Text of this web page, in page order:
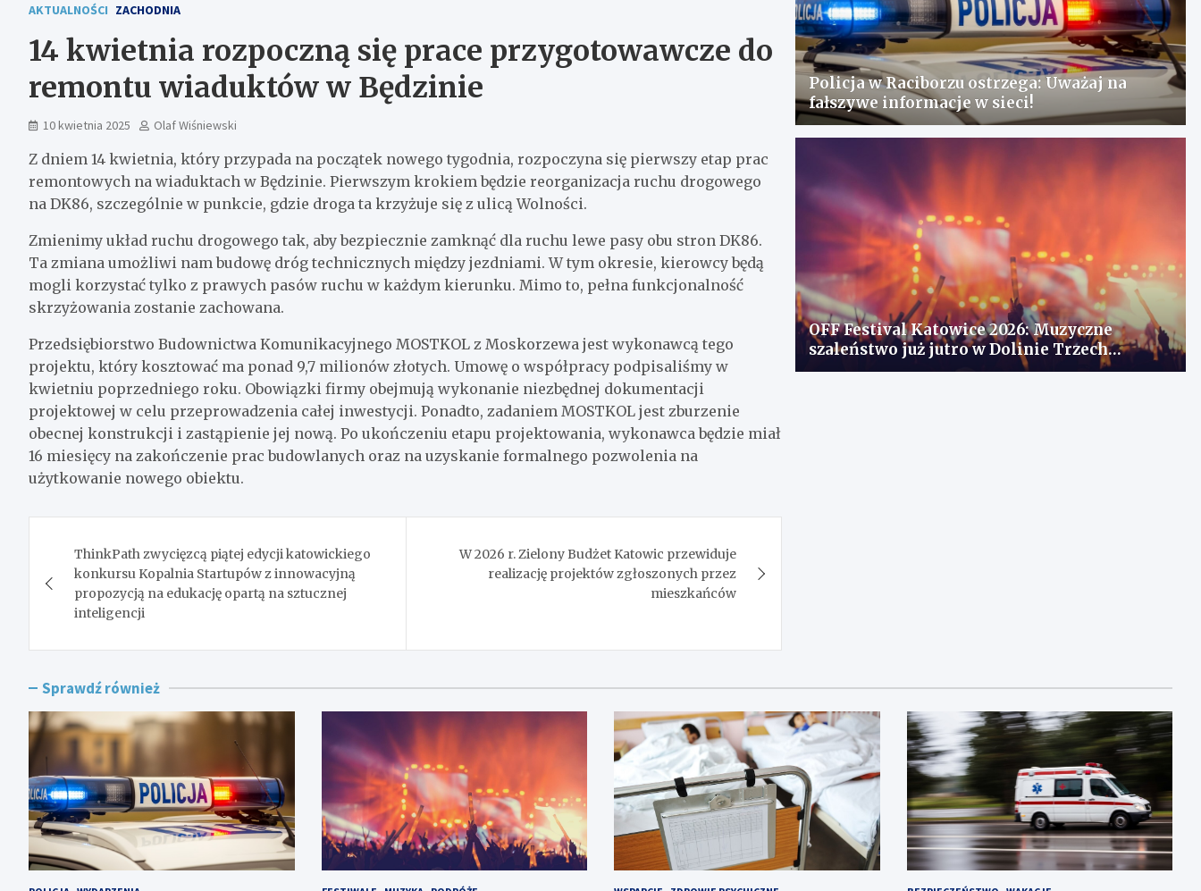
AKTUALNOŚCI ZACHODNIA
14 kwietnia rozpoczną się prace przygotowawcze do
remontu wiaduktów w Będzinie
10 kwietnia 2025 Olaf Wiśniewski
Z dniem 14 kwietnia, który przypada na początek nowego tygodnia, rozpoczyna się pierwszy etap prac
remontowych na wiaduktach w Będzinie. Pierwszym krokiem będzie reorganizacja ruchu drogowego
na DK86, szczególnie w punkcie, gdzie droga ta krzyżuje się z ulicą Wolności.
Zmienimy układ ruchu drogowego tak, aby bezpiecznie zamknąć dla ruchu lewe pasy obu stron DK86.
Ta zmiana umożliwi nam budowę dróg technicznych między jezdniami. W tym okresie, kierowcy będą
mogli korzystać tylko z prawych pasów ruchu w każdym kierunku. Mimo to, pełna funkcjonalność
skrzyżowania zostanie zachowana.
Przedsiębiorstwo Budownictwa Komunikacyjnego MOSTKOL z Moskorzewa jest wykonawcą tego
projektu, który kosztować ma ponad 9,7 milionów złotych. Umowę o współpracy podpisaliśmy w
kwietniu poprzedniego roku. Obowiązki firmy obejmują wykonanie niezbędnej dokumentacji
projektowej w celu przeprowadzenia całej inwestycji. Ponadto, zadaniem MOSTKOL jest zburzenie
obecnej konstrukcji i zastąpienie jej nową. Po ukończeniu etapu projektowania, wykonawca będzie miał
16 miesięcy na zakończenie prac budowlanych oraz na uzyskanie formalnego pozwolenia na
użytkowanie nowego obiektu.
wpisu
ThinkPath zwycięzcą piątej edycji katowickiego
konkursu Kopalnia Startupów z innowacyjną
propozycją na edukację opartą na sztucznej
inteligencji
W 2026 r. Zielony Budżet Katowic przewiduje
realizację projektów zgłoszonych przez
mieszkańców
Policja w Raciborzu ostrzega: Uważaj na
fałszywe informacje w sieci!
OFF Festival Katowice 2026: Muzyczne
szaleństwo już jutro w Dolinie Trzech
Stawów!
Sprawdź również